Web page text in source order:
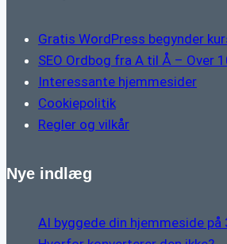
Gratis WordPress begynder
SEO Ordbog fra A til Å – Over
Interessante hjemmesider
Cookiepolitik
Regler og vilkår
Nye indlæg
AI byggede din hjemmeside på